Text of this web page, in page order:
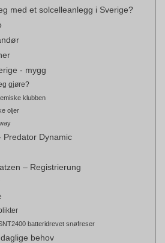
med et solcelleanlegg i Sverige?
- mygg
gjøre?
klubben
oljer
Predator Dynamic
– Registrierung
batteridrevet snøfreser
behov